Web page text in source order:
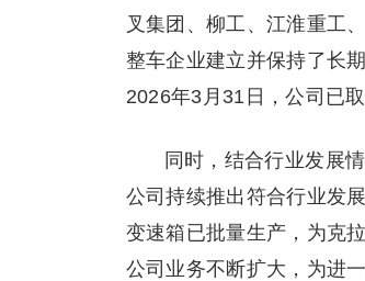
叉集团、柳工、江淮重工
整车企业建立并保持了长
2026年3月31日，公司已
同时，结合行业发展
公司持续推出符合行业发
变速箱已批量生产，为克
公司业务不断扩大，为进